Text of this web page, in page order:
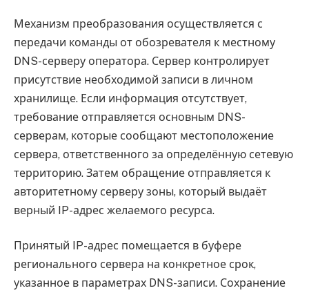
Механизм преобразования осуществляется с
передачи команды от обозревателя к местному
DNS-серверу оператора. Сервер контролирует
присутствие необходимой записи в личном
хранилище. Если информация отсутствует,
требование отправляется основным DNS-
серверам, которые сообщают местоположение
сервера, ответственного за определённую сетевую
территорию. Затем обращение отправляется к
авторитетному серверу зоны, который выдаёт
верный IP-адрес желаемого ресурса.
Принятый IP-адрес помещается в буфере
регионального сервера на конкретное срок,
указанное в параметрах DNS-записи. Сохранение